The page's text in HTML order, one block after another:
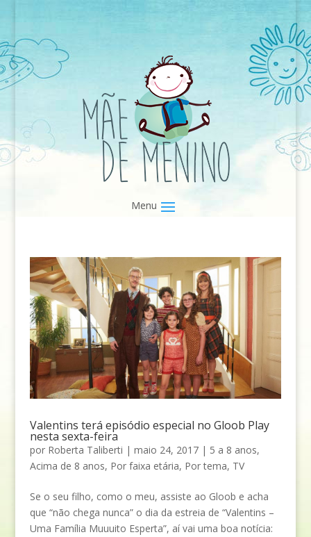
Valentins terá episódio especial no Gloob Play
nesta sexta-feira
por Roberta Taliberti | maio 24, 2017| 5 a 8 anos,
Acima de 8 anos, Por faixa etária, Por tema, TV
Se o seu filho, como o meu, assiste ao Gloob e acha
que “não chega nunca” o dia da estreia de “Valentins –
Uma Família Muuuito Esperta”, aí vai uma boa notícia: